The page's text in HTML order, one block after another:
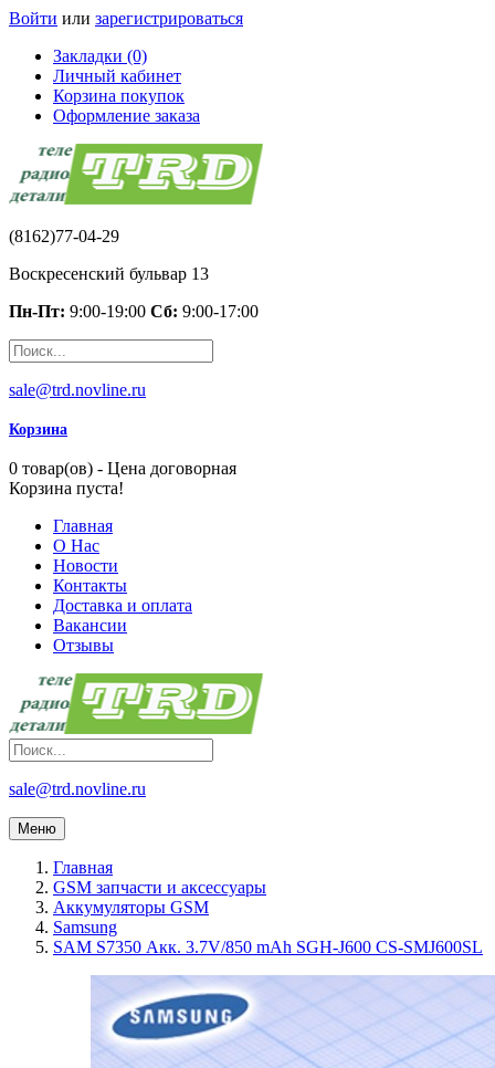
Войти или зарегистрироваться
Закладки (0)
Личный кабинет
Корзина покупок
Оформление заказа
(8162)77-04-29
Воскресенский бульвар 13
Пн-Пт: 9:00-19:00 Сб: 9:00-17:00
sale@trd.novline.ru
Корзина
0 товар(ов) - Цена договорная
Корзина пуста!
Главная
О Нас
Новости
Контакты
Доставка и оплата
Вакансии
Отзывы
sale@trd.novline.ru
Меню
Главная
GSM запчасти и аксессуары
Аккумуляторы GSM
Samsung
SAM S7350 Акк. 3.7V/850 mAh SGH-J600 CS-SMJ600SL